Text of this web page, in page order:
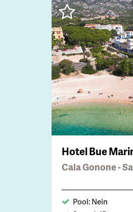
Hotel Bue
Cala Gonone -
Pool: Nein